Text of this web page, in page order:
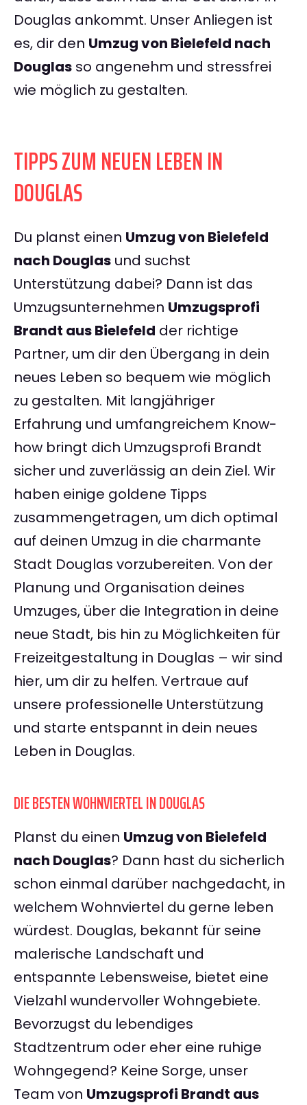
Douglas ankommt. Unser Anliegen ist
es, dir den Umzug von Bielefeld nach
Douglas so angenehm und stressfrei
wie möglich zu gestalten.
TIPPS ZUM NEUEN LEBEN IN
DOUGLAS
Du planst einen Umzug von Bielefeld
nach Douglas und suchst
Unterstützung dabei? Dann ist das
Umzugsunternehmen Umzugsprofi
Brandt aus Bielefeld der richtige
Partner, um dir den Übergang in dein
neues Leben so bequem wie möglich
zu gestalten. Mit langjähriger
Erfahrung und umfangreichem Know-
how bringt dich Umzugsprofi Brandt
sicher und zuverlässig an dein Ziel. Wir
haben einige goldene Tipps
zusammengetragen, um dich optimal
auf deinen Umzug in die charmante
Stadt Douglas vorzubereiten. Von der
Planung und Organisation deines
Umzuges, über die Integration in deine
neue Stadt, bis hin zu Möglichkeiten für
Freizeitgestaltung in Douglas – wir sind
hier, um dir zu helfen. Vertraue auf
unsere professionelle Unterstützung
und starte entspannt in dein neues
Leben in Douglas.
DIE BESTEN WOHNVIERTEL IN DOUGLAS
Planst du einen Umzug von Bielefeld
nach Douglas? Dann hast du sicherlich
schon einmal darüber nachgedacht, in
welchem Wohnviertel du gerne leben
würdest. Douglas, bekannt für seine
malerische Landschaft und
entspannte Lebensweise, bietet eine
Vielzahl wundervoller Wohngebiete.
Bevorzugst du lebendiges
Stadtzentrum oder eher eine ruhige
Wohngegend? Keine Sorge, unser
Team von Umzugsprofi Brandt aus